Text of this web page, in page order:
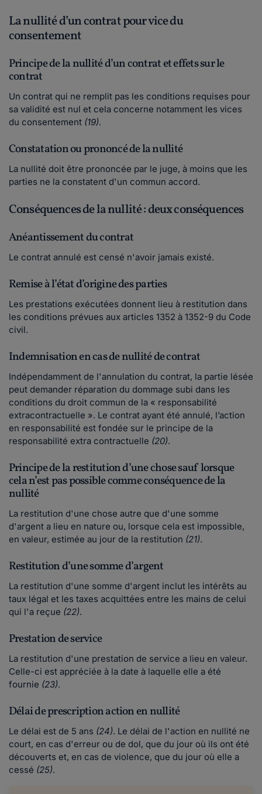
La nullité d’un contrat pour vice du
consentement
Principe de la nullité d’un contrat et effets sur le
contrat
Un contrat qui ne remplit pas les conditions requises pour
sa validité est nul et cela concerne notamment les vices
du consentement (19).
Constatation ou prononcé de la nullité
La nullité doit être prononcée par le juge, à moins que les
parties ne la constatent d'un commun accord.
Conséquences de la nullité : deux conséquences
Anéantissement du contrat
Le contrat annulé est censé n'avoir jamais existé.
Remise à l’état d’origine des parties
Les prestations exécutées donnent lieu à restitution dans
les conditions prévues aux articles 1352 à 1352-9 du Code
civil.
Indemnisation en cas de nullité de contrat
Indépendamment de l'annulation du contrat, la partie lésée
peut demander réparation du dommage subi dans les
conditions du droit commun de la « responsabilité
extracontractuelle ». Le contrat ayant été annulé, l’action
en responsabilité est fondée sur le principe de la
responsabilité extra contractuelle (20).
Principe de la restitution d’une chose sauf lorsque
cela n’est pas possible comme conséquence de la
nullité
La restitution d'une chose autre que d'une somme
d'argent a lieu en nature ou, lorsque cela est impossible,
en valeur, estimée au jour de la restitution (21).
Restitution d’une somme d’argent
La restitution d'une somme d'argent inclut les intérêts au
taux légal et les taxes acquittées entre les mains de celui
qui l'a reçue (22).
Prestation de service
La restitution d'une prestation de service a lieu en valeur.
Celle-ci est appréciée à la date à laquelle elle a été
fournie (23).
Délai de prescription action en nullité
Le délai est de 5 ans (24). Le délai de l'action en nullité ne
court, en cas d'erreur ou de dol, que du jour où ils ont été
découverts et, en cas de violence, que du jour où elle a
cessé (25).